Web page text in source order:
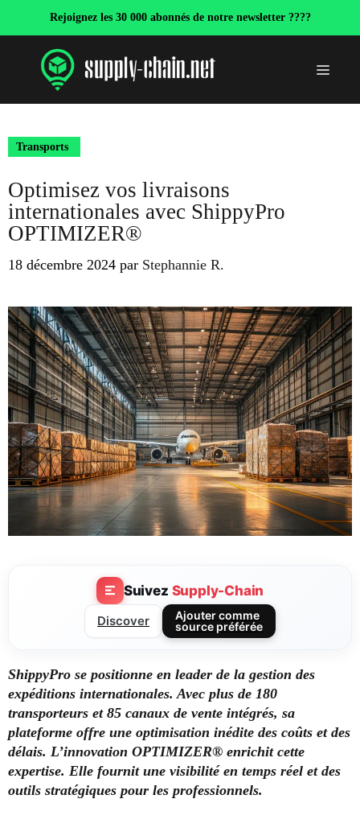
Rejoignez les 30 000 abonnés de notre newsletter ????
Menu
Transports
Optimisez vos livraisons
internationales avec ShippyPro
OPTIMIZER®
18 décembre 2024 par Stephannie R.
Suivez Supply-Chain
Discover
Ajouter comme
source préférée
ShippyPro se positionne en leader de la gestion des
expéditions internationales. Avec plus de 180
transporteurs et 85 canaux de vente intégrés, sa
plateforme offre une optimisation inédite des coûts et des
délais. L’innovation OPTIMIZER® enrichit cette
expertise. Elle fournit une visibilité en temps réel et des
outils stratégiques pour les professionnels.